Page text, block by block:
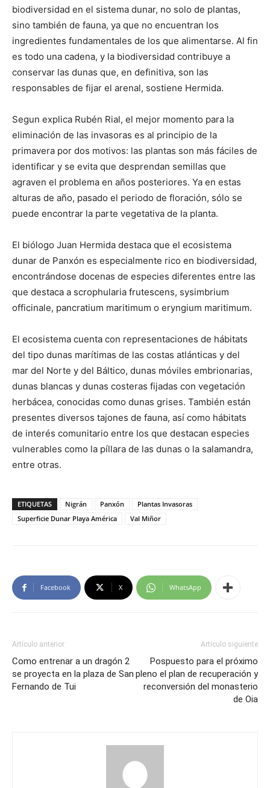
biodiversidad en el sistema dunar, no solo de plantas,
sino también de fauna, ya que no encuentran los
ingredientes fundamentales de los que alimentarse. Al fin
es todo una cadena, y la biodiversidad contribuye a
conservar las dunas que, en definitiva, son las
responsables de fijar el arenal, sostiene Hermida.
Segun explica Rubén Rial, el mejor momento para la
eliminación de las invasoras es al principio de la
primavera por dos motivos: las plantas son más fáciles de
identificar y se evita que desprendan semillas que
agraven el problema en años posteriores. Ya en estas
alturas de año, pasado el periodo de floración, sólo se
puede encontrar la parte vegetativa de la planta.
El biólogo Juan Hermida destaca que el ecosistema
dunar de Panxón es especialmente rico en biodiversidad,
encontrándose docenas de especies diferentes entre las
que destaca a scrophularia frutescens, sysimbrium
officinale, pancratium maritimum o eryngium maritimum.
El ecosistema cuenta con representaciones de hábitats
del tipo dunas marítimas de las costas atlánticas y del
mar del Norte y del Báltico, dunas móviles embrionarias,
dunas blancas y dunas costeras fijadas con vegetación
herbácea, conocidas como dunas grises. También están
presentes diversos tajones de fauna, así como hábitats
de interés comunitario entre los que destacan especies
vulnerables como la píllara de las dunas o la salamandra,
entre otras.
ETIQUETAS Nigrán Panxón
Plantas Invasoras
Superficie Dunar Playa América
Val Miñor
Facebook X WhatsApp
Artículo anterior
Como entrenar a un dragón 2
se proyecta en la plaza de San
Fernando de Tui
Artículo siguiente
Pospuesto para el próximo
pleno el plan de recuperación y
reconversión del monasterio
de Oia